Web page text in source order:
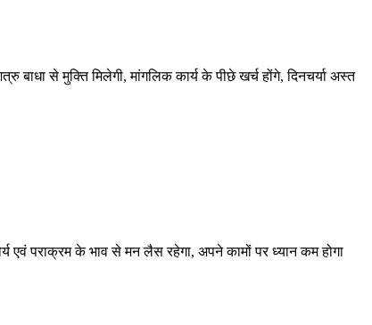
बाधा से मुक्ति मिलेगी, मांगलिक कार्य के पीछे खर्च होंगे, दिनचर्या अस्त
एवं पराक्रम के भाव से मन लैस रहेगा, अपने कामों पर ध्यान कम होगा